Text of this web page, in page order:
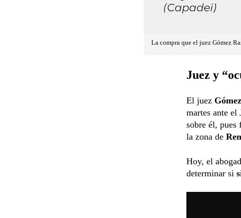
La compra que el juez Gómez
Juez y
El juez
martes ante el
sobre él, pues
la zona de
Hoy, el
determinar si